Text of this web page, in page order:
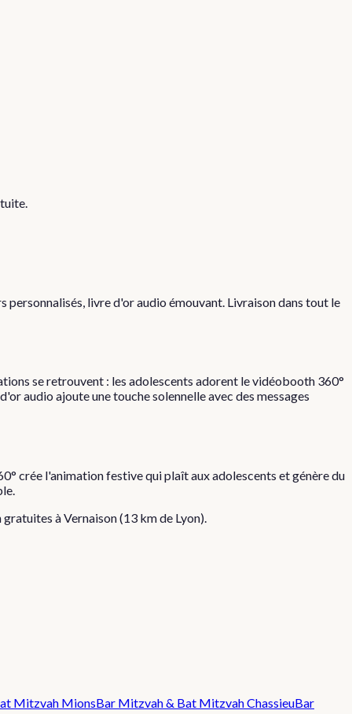
livre d'or audio émouvant. Livraison dans tout le
se retrouvent : les adolescents adorent le vidéobooth 360°
audio ajoute une touche solennelle avec des messages
crée l'animation festive qui plaît aux adolescents et génère du
gratuites àVernaison(13 km de Lyon).
Mitzvah MionsBar Mitzvah & Bat MitzvahChassieuBar